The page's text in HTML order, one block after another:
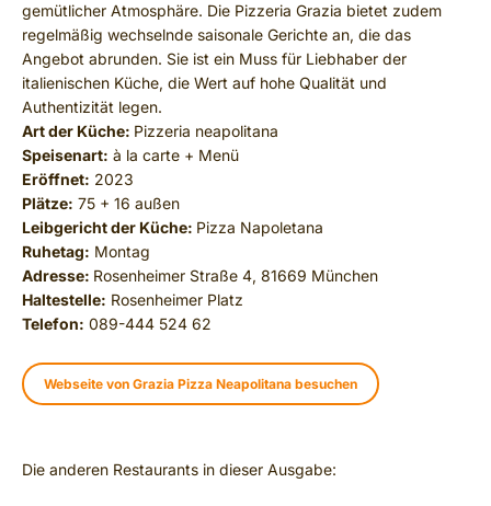
gemütlicher Atmosphäre. Die Pizzeria Grazia bietet zudem
regelmäßig wechselnde saisonale Gerichte an, die das
Angebot abrunden. Sie ist ein Muss für Liebhaber der
italienischen Küche, die Wert auf hohe Qualität und
Authentizität legen.
Art der Küche: Pizzeria neapolitana
Speisenart: à la carte + Menü
Eröffnet: 2023
Plätze: 75 + 16 außen
Leibgericht der Küche: Pizza Napoletana
Ruhetag: Montag
Adresse: Rosenheimer Straße 4, 81669 München
Haltestelle: Rosenheimer Platz
Telefon: 089-444 524 62
Webseite von Grazia Pizza Neapolitana besuchen